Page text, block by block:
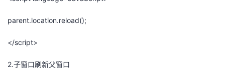
parent.location.reload();
</script>
2.子窗口刷新父窗口